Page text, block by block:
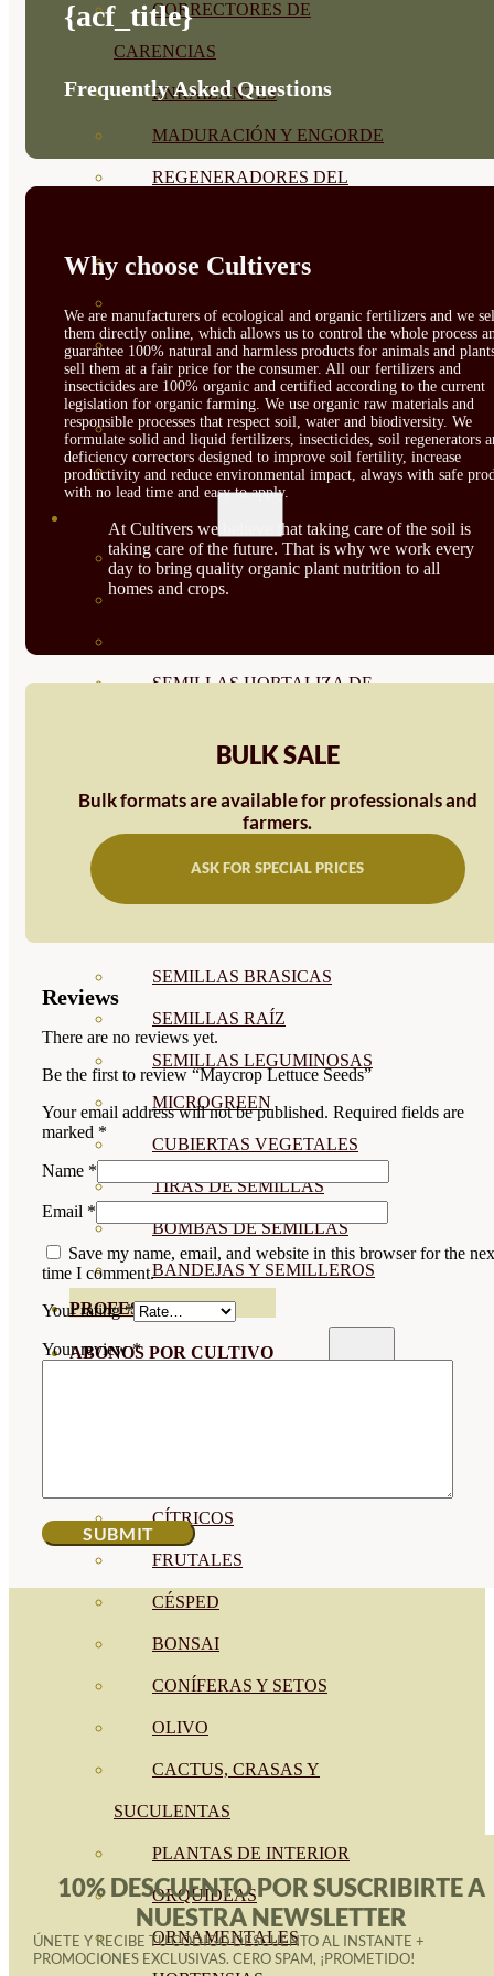
CORRECTORES DE
CARENCIAS
ENRAIZANTES
MADURACIÓN Y ENGORDE
REGENERADORES DEL
ÁCIDOS HÚMICOS
PROTECCIÓN CULTIVOS Y
PLANTAS
PLANTAS INTERIOR
GROWPUNCH
VER TODAS
BIODINÁMICAS DEMETER
SEMILLAS HORTALIZA DE
SEMILLAS AROMÁTICAS
SEMILLAS FLORES
SEMILLAS BRASICAS
SEMILLAS RAÍZ
SEMILLAS LEGUMINOSAS
MICROGREEN
CUBIERTAS VEGETALES
TIRAS DE SEMILLAS
BOMBAS DE SEMILLAS
BANDEJAS Y SEMILLEROS
PROFESIONALES
ABONOS POR CULTIVO
CÍTRICOS
FRUTALES
CÉSPED
BONSAI
CONÍFERAS Y SETOS
OLIVO
CACTUS, CRASAS Y
SUCULENTAS
PLANTAS DE INTERIOR
ORQUIDEAS
ORNAMENTALES
{acf_title}
Frequently Asked Questions
Why choose Cultivers
We are manufacturers of ecological and organic fertilizers and we
them directly online, which allows us to control the whole process
guarantee 100% natural and harmless products for animals and
sell them at a fair price for the consumer. All our fertilizers and
insecticides are 100% organic and certified according to the current
legislation for organic farming. We use organic raw materials and
responsible processes that respect soil, water and biodiversity. We
formulate solid and liquid fertilizers, insecticides, soil regenerators
deficiency correctors designed to improve soil fertility, increase
productivity and reduce environmental impact, always with safe
with no lead time and easy to apply.
At Cultivers we believe that taking care of the soil is
taking care of the future. That is why we work every
day to bring quality organic plant nutrition to all
homes and crops.
BULK SALE
Bulk formats are available for professionals and
farmers.
ASK FOR SPECIAL PRICES
Reviews
There are no reviews yet.
Be the first to review “Maycrop Lettuce Seeds”
Your email address will not be published. Required fields are
marked *
Name *
Email *
Save my name, email, and website in this browser for the
time I comment.
Your rating*
Your review*
10% DESCUENTO POR SUSCRIBIRTE A
NUESTRA NEWSLETTER
ÚNETE Y RECIBE TU CÓDIGO DESCUENTO AL INSTANTE +
PROMOCIONES EXCLUSIVAS. CERO SPAM, ¡PROMETIDO!